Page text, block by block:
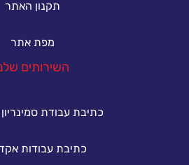
תקנון האתר
מפת אתר
השירותים
כתיבת עבודת
כתיבת עבודות